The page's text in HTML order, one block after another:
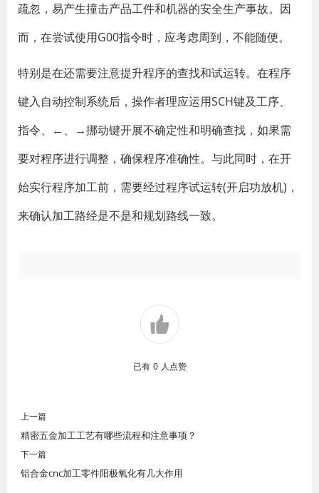
疏忽，易产生撞击产品工件和机器的安全生产事故。因
而，在尝试使用G00指令时，应考虑周到，不能随便。
特别是在还需要注意提升程序的查找和试运转。在程序
键入自动控制系统后，操作者理应运用SCH键及工序、
指令、←、→挪动键开展不确定性和明确查找，如果需
要对程序进行调整，确保程序准确性。与此同时，在开
始实行程序加工前，需要经过程序试运转(开启功放机)，
来确认加工路经是不是和规划路线一致。
已有 0 人点赞
上一篇
精密五金加工工艺有哪些流程和注意事项？
下一篇
铝合金cnc加工零件阳极氧化有几大作用